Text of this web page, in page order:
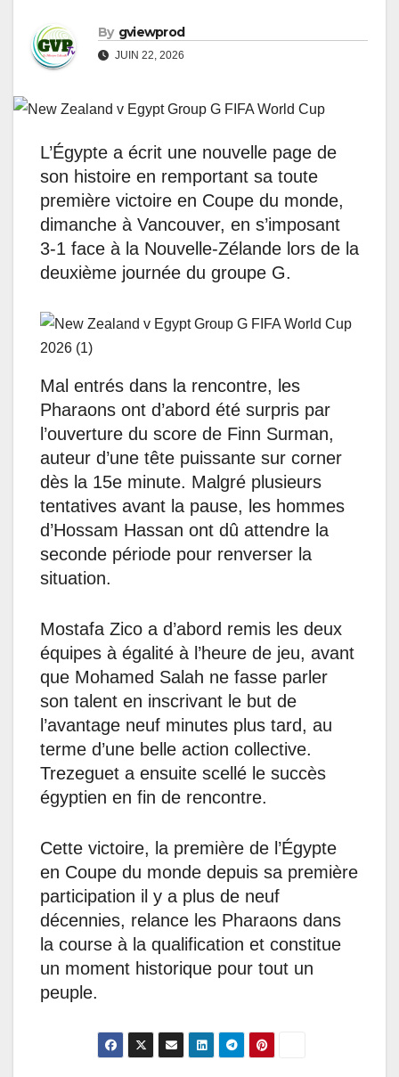
By gviewprod
JUIN 22, 2026
L’Égypte a écrit une nouvelle page de
son histoire en remportant sa toute
première victoire en Coupe du monde,
dimanche à Vancouver, en s’imposant
3-1 face à la Nouvelle-Zélande lors de la
deuxième journée du groupe G.
Mal entrés dans la rencontre, les
Pharaons ont d’abord été surpris par
l’ouverture du score de Finn Surman,
auteur d’une tête puissante sur corner
dès la 15e minute. Malgré plusieurs
tentatives avant la pause, les hommes
d’Hossam Hassan ont dû attendre la
seconde période pour renverser la
situation.
Mostafa Zico a d’abord remis les deux
équipes à égalité à l’heure de jeu, avant
que Mohamed Salah ne fasse parler
son talent en inscrivant le but de
l’avantage neuf minutes plus tard, au
terme d’une belle action collective.
Trezeguet a ensuite scellé le succès
égyptien en fin de rencontre.
Cette victoire, la première de l’Égypte
en Coupe du monde depuis sa première
participation il y a plus de neuf
décennies, relance les Pharaons dans
la course à la qualification et constitue
un moment historique pour tout un
peuple.